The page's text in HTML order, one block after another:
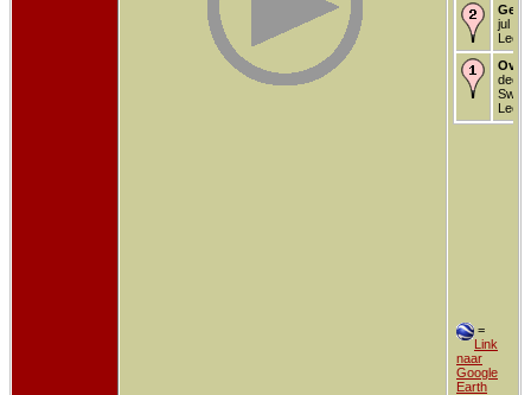
jul
dec
=
Link
naar
Google
Earth